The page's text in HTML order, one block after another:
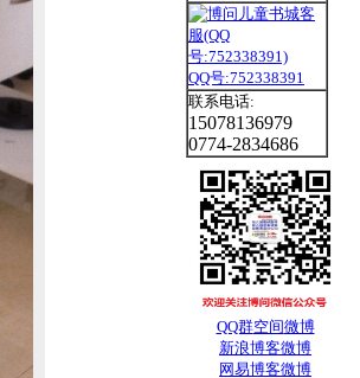
QQ号:752338391
联系电话:
15078136979
0774-2834686
QQ群空间微博
新浪博客微博
网易博客微博